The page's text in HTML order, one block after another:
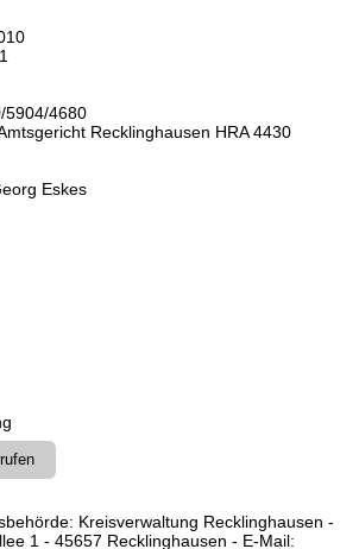
5904/4680
Recklinghausen HRA 4430
Eskes
Kreisverwaltung Recklinghausen -
1 - 45657 Recklinghausen - E-Mail: